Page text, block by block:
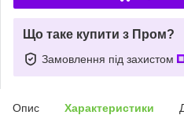
Що таке купити з Пром?
Замовлення під захистом
Опис Характеристики